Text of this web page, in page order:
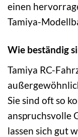
einen
Tamiya-
Wie beständig
Tamiya RC-
Sie sind oft so
anspruchsvolle
lassen sich gut